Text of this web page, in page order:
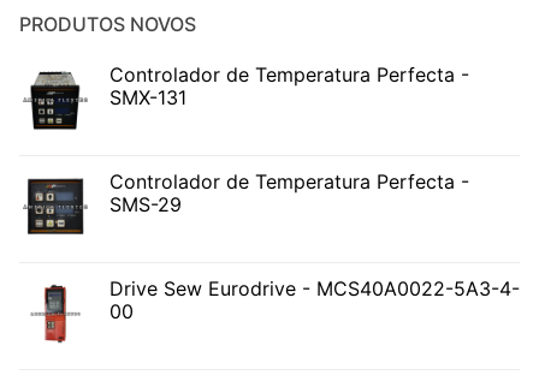
PRODUTOS NOVOS
Controlador de Temperatura Perfecta -
SMX-131
Controlador de Temperatura Perfecta -
SMS-29
Drive Sew Eurodrive - MCS40A0022-5A3-4-
00